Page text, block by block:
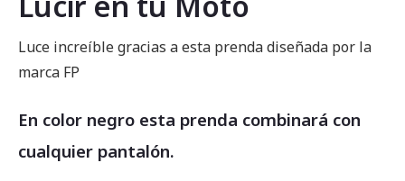
Luce increíble gracias a esta prenda diseñada por la
marca FP
En color negro esta prenda combinará con
cualquier pantalón.